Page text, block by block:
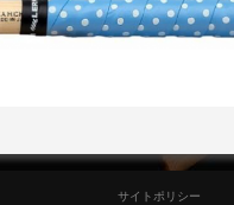
サイトポリシー